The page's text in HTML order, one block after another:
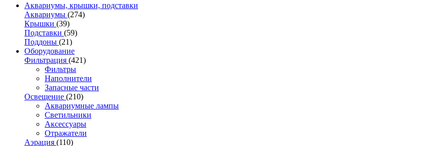
Аквариумы, крышки, подставки
Аквариумы (274)
Крышки (39)
Подставки (59)
Поддоны (21)
Оборудование
Фильтрация (421)
Фильтры
Наполнители
Запасные части
Освещение (210)
Аквариумные лампы
Светильники
Аксессуары
Отражатели
Аэрация (110)